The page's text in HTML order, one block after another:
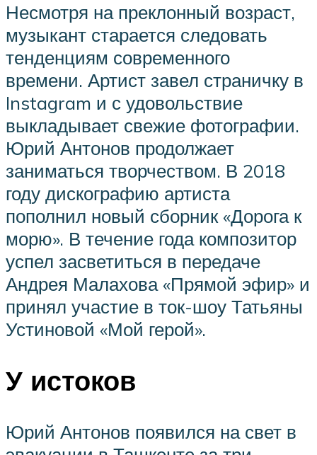
Несмотря на преклонный возраст,
музыкант старается следовать
тенденциям современного
времени. Артист завел страничку в
Instagram и с удовольствие
выкладывает свежие фотографии.
Юрий Антонов продолжает
заниматься творчеством. В 2018
году дискографию артиста
пополнил новый сборник «Дорога к
морю». В течение года композитор
успел засветиться в передаче
Андрея Малахова «Прямой эфир» и
принял участие в ток-шоу Татьяны
Устиновой «Мой герой».
У истоков
Юрий Антонов появился на свет в